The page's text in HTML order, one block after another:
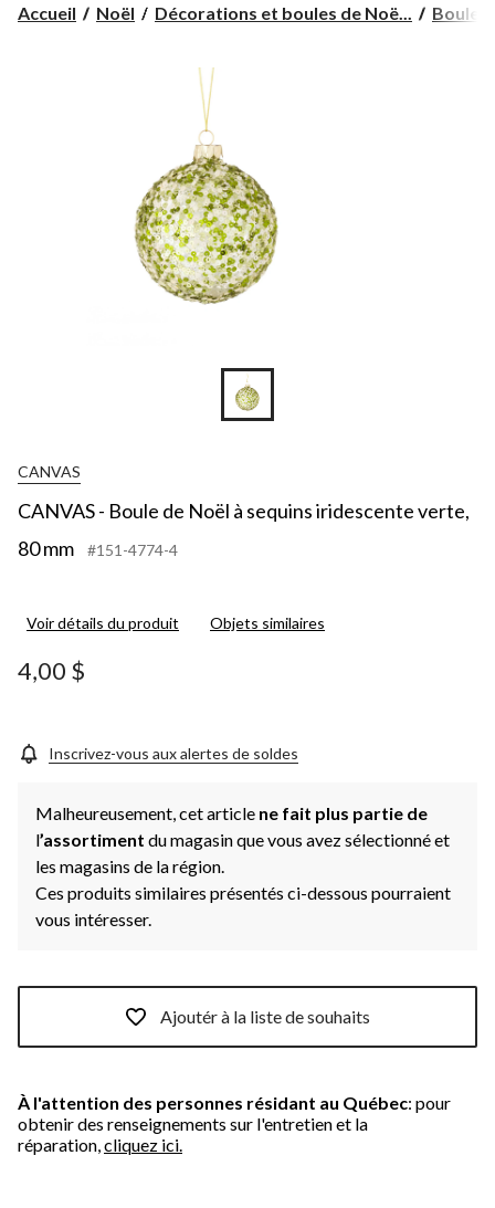
Accueil Noël Décorations et boules de Noë... Boules
CANVAS
CANVAS - Boule de Noël à sequins iridescente verte,
80 mm
#151-4774-4
Voir détails du produit Objets similaires
4,00 $
Inscrivez-vous aux alertes de soldes
Malheureusement, cet article ne fait plus partie de
l’assortiment du magasin que vous avez sélectionné et
les magasins de la région.
Ces produits similaires présentés ci-dessous pourraient
vous intéresser.
Ajoutér à la liste de souhaits
À l'attention des personnes résidant au Québec: pour
obtenir des renseignements sur l'entretien et la
réparation, cliquez ici.